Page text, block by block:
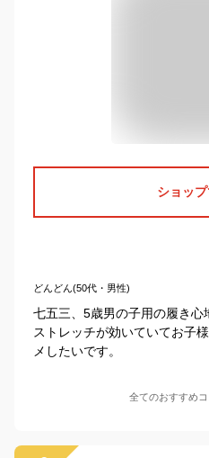
ショッ
どんどん(50代・男性)
七五三、5歳男の子用の履き心
ストレッチが効いていてお子
メしたいです。
全てのおすすめコ